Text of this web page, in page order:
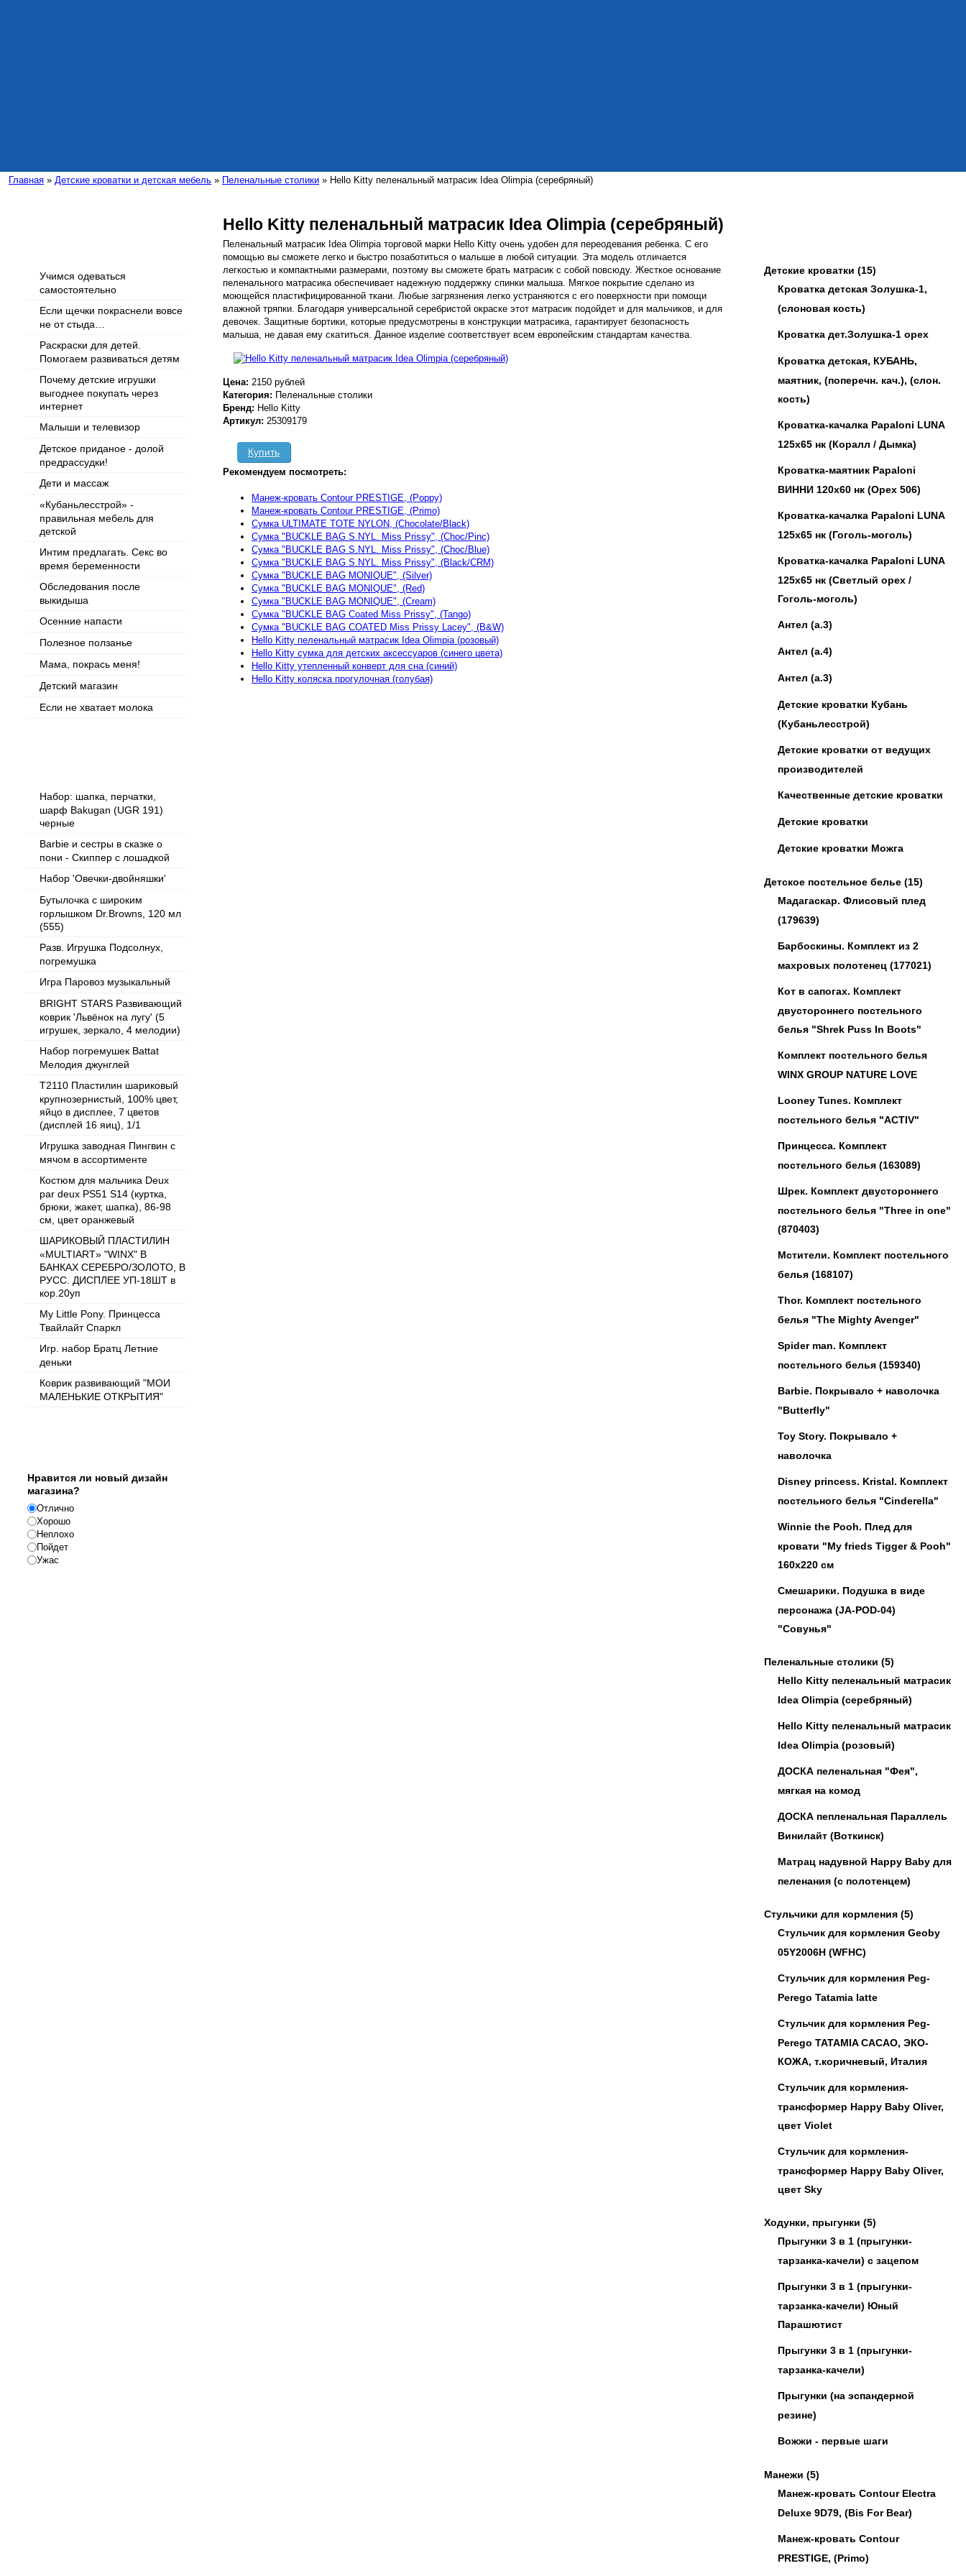
Главная » Детские кроватки и детская мебель » Пеленальные столики » Hello Kitty пеленальный матрасик Idea Olimpia (серебряный)
Детские кроватки (15)
Кроватка детская Золушка-1,
(слоновая кость)
Кроватка дет.Золушка-1 орех
Кроватка детская, КУБАНЬ,
маятник, (поперечн. кач.), (слон.
кость)
Кроватка-качалка Papaloni LUNA
125х65 нк (Коралл / Дымка)
Кроватка-маятник Papaloni
ВИННИ 120х60 нк (Орех 506)
Кроватка-качалка Papaloni LUNA
125х65 нк (Гоголь-моголь)
Кроватка-качалка Papaloni LUNA
125х65 нк (Светлый орех /
Гоголь-моголь)
Антел (а.3)
Антел (а.4)
Антел (а.3)
Детские кроватки Кубань
(Кубаньлесстрой)
Детские кроватки от ведущих
производителей
Качественные детские кроватки
Детские кроватки
Детские кроватки Можга
Детское постельное белье (15)
Мадагаскар. Флисовый плед
(179639)
Барбоскины. Комплект из 2
махровых полотенец (177021)
Кот в сапогах. Комплект
двустороннего постельного
белья "Shrek Puss In Boots"
Комплект постельного белья
WINX GROUP NATURE LOVE
Looney Tunes. Комплект
постельного белья "ACTIV"
Принцесса. Комплект
постельного белья (163089)
Шрек. Комплект двустороннего
постельного белья "Three in one"
(870403)
Мстители. Комплект постельного
белья (168107)
Thor. Комплект постельного
белья "The Mighty Avenger"
Spider man. Комплект
постельного белья (159340)
Barbie. Покрывало + наволочка
"Butterfly"
Toy Story. Покрывало +
наволочка
Disney princess. Kristal. Комплект
постельного белья "Cinderella"
Winnie the Pooh. Плед для
кровати "My frieds Tigger & Pooh"
160х220 см
Смешарики. Подушка в виде
персонажа (JA-POD-04)
"Совунья"
Пеленальные столики (5)
Hello Kitty пеленальный матрасик
Idea Olimpia (серебряный)
Hello Kitty пеленальный матрасик
Idea Olimpia (розовый)
ДОСКА пеленальная "Фея",
мягкая на комод
ДОСКА пепленальная Параллель
Винилайт (Воткинск)
Матрац надувной Happy Baby для
пеленания (с полотенцем)
Стульчики для кормления (5)
Стульчик для кормления Geoby
05Y2006H (WFHC)
Стульчик для кормления Peg-
Perego Tatamia latte
Стульчик для кормления Peg-
Perego TATAMIA CACAO, ЭКО-
КОЖА, т.коричневый, Италия
Cтульчик для кормления-
трансформер Happy Baby Oliver,
цвет Violet
Cтульчик для кормления-
трансформер Happy Baby Oliver,
цвет Sky
Ходунки, прыгунки (5)
Прыгунки 3 в 1 (прыгунки-
тарзанка-качели) с зацепом
Прыгунки 3 в 1 (прыгунки-
тарзанка-качели) Юный
Парашютист
Прыгунки 3 в 1 (прыгунки-
тарзанка-качели)
Прыгунки (на эспандерной
резине)
Вожжи - первые шаги
Манежи (5)
Манеж-кровать Contour Electra
Deluxe 9D79, (Bis For Bear)
Манеж-кровать Contour
PRESTIGE, (Primo)
Учимся одеваться
самостоятельно
Если щечки покраснели вовсе
не от стыда…
Раскраски для детей.
Помогаем развиваться детям
Почему детские игрушки
выгоднее покупать через
интернет
Малыши и телевизор
Детское приданое - долой
предрассудки!
Дети и массаж
«Кубаньлесстрой» -
правильная мебель для
детской
Интим предлагать. Секс во
время беременности
Обследования после
выкидыша
Осенние напасти
Полезное ползанье
Мама, покрась меня!
Детский магазин
Если не хватает молока
Набор: шапка, перчатки,
шарф Bakugan (UGR 191)
черные
Barbie и сестры в сказке о
пони - Скиппер с лошадкой
Набор 'Овечки-двойняшки'
Бутылочка с широким
горлышком Dr.Browns, 120 мл
(555)
Разв. Игрушка Подсолнух,
погремушка
Игра Паровоз музыкальный
BRIGHT STARS Развивающий
коврик 'Львёнок на лугу' (5
игрушек, зеркало, 4 мелодии)
Набор погремушек Battat
Мелодия джунглей
T2110 Пластилин шариковый
крупнозернистый, 100% цвет,
яйцо в дисплее, 7 цветов
(дисплей 16 яиц), 1/1
Игрушка заводная Пингвин с
мячом в ассортименте
Костюм для мальчика Deux
par deux PS51 S14 (куртка,
брюки, жакет, шапка), 86-98
см, цвет оранжевый
ШАРИКОВЫЙ ПЛАСТИЛИН
«MULTIART» "WINX" В
БАНКАХ СЕРЕБРО/ЗОЛОТО, В
РУСС. ДИСПЛЕЕ УП-18ШТ в
кор.20уп
My Little Pony. Принцесса
Твайлайт Спаркл
Игр. набор Братц Летние
деньки
Коврик развивающий "МОИ
МАЛЕНЬКИЕ ОТКРЫТИЯ"
Нравится ли новый дизайн
магазина?
Отлично
Хорошо
Неплохо
Пойдет
Ужас
Hello Kitty пеленальный матрасик Idea Olimpia (серебряный)
Пеленальный матрасик Idea Olimpia торговой марки Hello Kitty очень удобен для переодевания ребенка. С его
помощью вы сможете легко и быстро позаботиться о малыше в любой ситуации. Эта модель отличается
легкостью и компактными размерами, поэтому вы сможете брать матрасик с собой повсюду. Жесткое основание
пеленального матрасика обеспечивает надежную поддержку спинки малыша. Мягкое покрытие сделано из
моющейся пластифицированной ткани. Любые загрязнения легко устраняются с его поверхности при помощи
влажной тряпки. Благодаря универсальной серебристой окраске этот матрасик подойдет и для мальчиков, и для
девочек. Защитные бортики, которые предусмотрены в конструкции матрасика, гарантирует безопасность
малыша, не давая ему скатиться. Данное изделие соответствует всем европейским стандартам качества.
Цена: 2150 рублей
Категория: Пеленальные столики
Бренд: Hello Kitty
Артикул: 25309179
Купить
Рекомендуем посмотреть:
Манеж-кровать Contour PRESTIGE, (Poppy)
Манеж-кровать Contour PRESTIGE, (Primo)
Cумка ULTIMATE TOTE NYLON, (Chocolate/Black)
Cумка "BUCKLE BAG S.NYL. Miss Prissy", (Choc/Pinc)
Cумка "BUCKLE BAG S.NYL. Miss Prissy", (Choc/Blue)
Cумка "BUCKLE BAG S.NYL. Miss Prissy", (Black/CRM)
Cумка "BUCKLE BAG MONIQUE", (Silver)
Cумка "BUCKLE BAG MONIQUE", (Red)
Cумка "BUCKLE BAG MONIQUE", (Cream)
Cумка "BUCKLE BAG Coated Miss Prissy", (Tango)
Cумка "BUCKLE BAG COATED Miss Prissy Lacey", (B&W)
Hello Kitty пеленальный матрасик Idea Olimpia (розовый)
Hello Kitty cумка для детских аксессуаров (синего цвета)
Hello Kitty утепленный конверт для сна (синий)
Hello Kitty коляска прогулочная (голубая)